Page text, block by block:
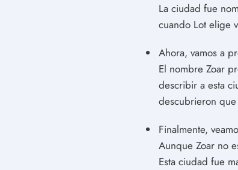
La ciudad fue
cuando Lot elige
Ahora, vamos a
El nombre Zoar
describir a esta
descubrieron
Finalmente,
Aunque Zoar no
Esta ciudad fue